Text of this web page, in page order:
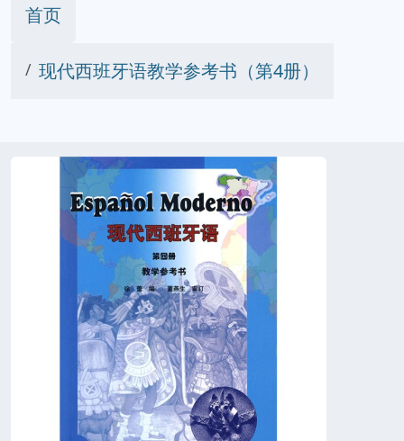
首页
现代西班牙语教学参考书（第4册）